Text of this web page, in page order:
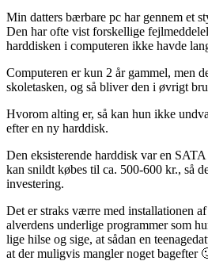
Min datters bærbare pc har gennem et
Den har ofte vist forskellige
harddisken i computeren ikke havde
Computeren er kun 2 år gammel, men
skoletasken, og så bliver den i øvrigt
Hvorom alting er, så kan hun ikke
efter en ny harddisk.
Den eksisterende harddisk var en
kan snildt købes til ca. 500-600 kr., så
investering.
Det er straks værre med installationen
alverdens underlige programmer som
lige hilse og sige, at sådan en
at der muligvis mangler noget bagefter